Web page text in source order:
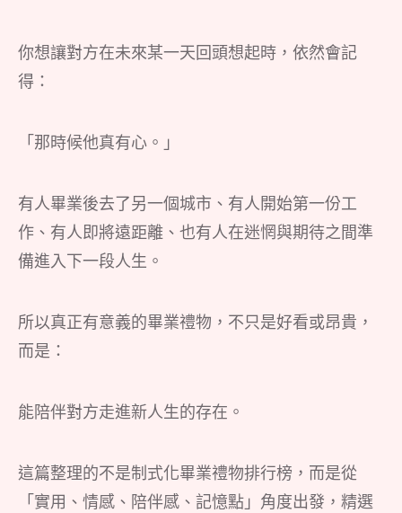
你想讓對方在未來某一天回頭想起時，依然會記
得：
「那時候他真有心。」
有人畢業後去了另一個城市、有人開始第一份工
作、有人即將遠距離、也有人在迷惘與期待之間準
備進入下一段人生。
所以真正有意義的畢業禮物，不只是好看或昂貴，
而是：
能陪伴對方走進新人生的存在。
這篇整理的不是制式化畢業禮物排行榜，而是從
「實用、情感、陪伴感、記憶點」角度出發，精選